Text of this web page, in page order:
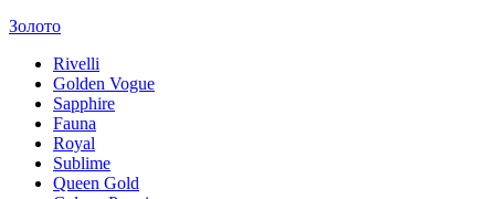
Золото
Rivelli
Golden Vogue
Sapphire
Fauna
Royal
Sublime
Queen Gold